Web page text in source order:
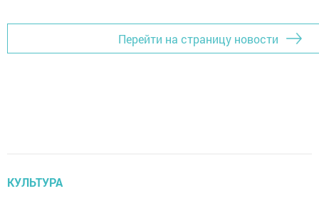
Перейти на страницу новости
КУЛЬТУРА